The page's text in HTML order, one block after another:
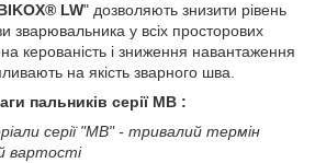
LW" дозволяють знизити рівень
зварювальника у всіх просторових
керованість і зниження навантаження
на якість зварного шва.
пальників серії MB :
серії "MB" - тривалий термін
вартості